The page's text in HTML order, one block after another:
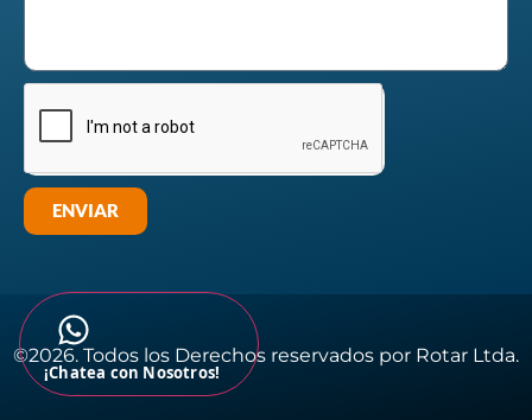
ENVIAR
©2026. Todos los Derechos reservados por Rotar Ltda.​
¡Chatea con Nosotros!